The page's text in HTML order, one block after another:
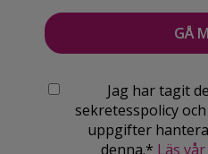
Jag har tagit
sekretesspolicy
uppgifter
denna.* Läs